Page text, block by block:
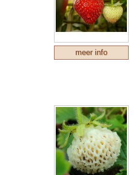
meer info